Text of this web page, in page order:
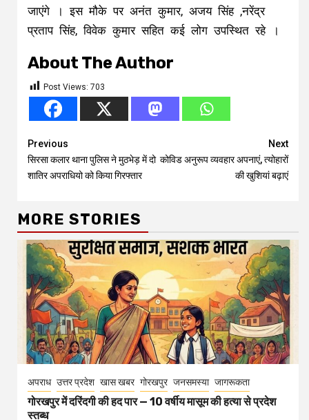
जाएंगे । इस मौके पर अनंत कुमार, अजय सिंह ,नरेंद्र
प्रताप सिंह, विवेक कुमार सहित कई लोग उपस्थित रहे ।
About The Author
Post Views: 703
Continue
Reading
Previous
सिरसा कलार थाना पुलिस ने मुठभेड़ में दो
शातिर अपराधियो को किया गिरफ्तार
Next
कोविड अनुरूप व्यवहार अपनाएं, त्योहारों
की खुशियां बढ़ाएं
MORE STORIES
अपराध उत्तर प्रदेश खास खबर गोरखपुर जनसमस्या जागरूकता
गोरखपुर में दरिंदगी की हद पार — 10 वर्षीय मासूम की हत्या से प्रदेश
स्तब्ध